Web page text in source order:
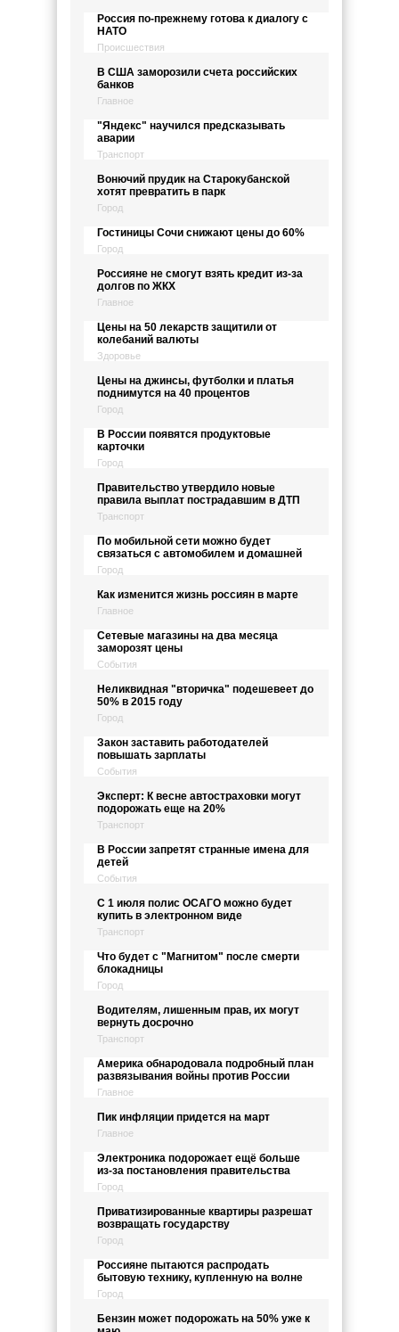
Россия по-прежнему готова к диалогу с
НАТО
Происшествия
В США заморозили счета российских
банков
Главное
"Яндекс" научился предсказывать
аварии
Транспорт
Вонючий прудик на Старокубанской
хотят превратить в парк
Город
Гостиницы Сочи снижают цены до 60%
Город
Россияне не смогут взять кредит из-за
долгов по ЖКХ
Главное
Цены на 50 лекарств защитили от
колебаний валюты
Здоровье
Цены на джинсы, футболки и платья
поднимутся на 40 процентов
Город
В России появятся продуктовые
карточки
Город
Правительство утвердило новые
правила выплат пострадавшим в ДТП
Транспорт
По мобильной сети можно будет
связаться с автомобилем и домашней
Город
Как изменится жизнь россиян в марте
Главное
Сетевые магазины на два месяца
заморозят цены
События
Неликвидная "вторичка" подешевеет до
50% в 2015 году
Город
Закон заставить работодателей
повышать зарплаты
События
Эксперт: К весне автостраховки могут
подорожать еще на 20%
Транспорт
В России запретят странные имена для
детей
События
С 1 июля полис ОСАГО можно будет
купить в электронном виде
Транспорт
Что будет с "Магнитом" после смерти
блокадницы
Город
Водителям, лишенным прав, их могут
вернуть досрочно
Транспорт
Америка обнародовала подробный план
развязывания войны против России
Главное
Пик инфляции придется на март
Главное
Электроника подорожает ещё больше
из-за постановления правительства
Город
Приватизированные квартиры разрешат
возвращать государству
Город
Россияне пытаются распродать
бытовую технику, купленную на волне
Город
Бензин может подорожать на 50% уже к